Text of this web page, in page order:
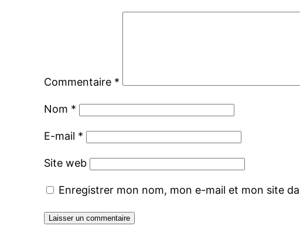
Commentaire *
Nom *
E-mail *
Site web
Enregistrer mon nom, mon e-mail et mon site